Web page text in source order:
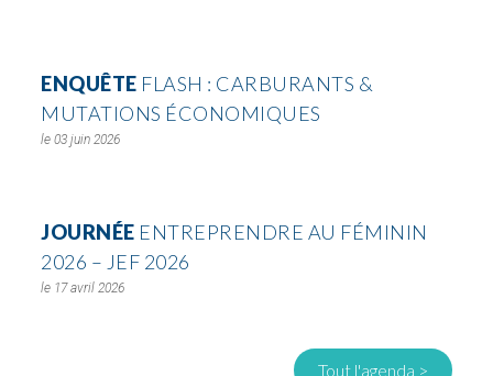
ENQUÊTE FLASH : CARBURANTS &
MUTATIONS ÉCONOMIQUES
03 juin 2026
JOURNÉE ENTREPRENDRE AU FÉMININ
2026 – JEF 2026
17 avril 2026
Tout l'agenda >